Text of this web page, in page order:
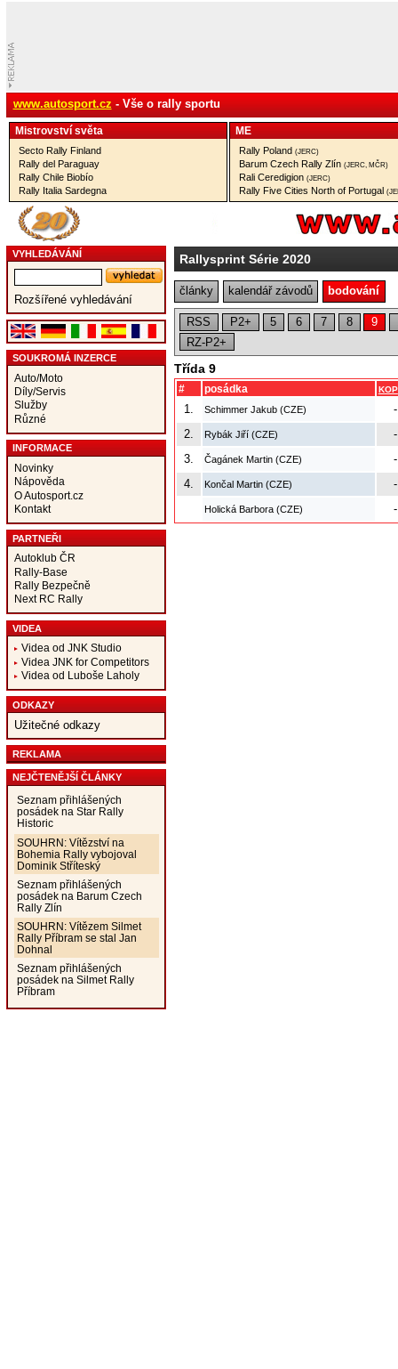
www.autosport.cz - Vše o rally sportu
Mistrovství­ světa
Secto Rally Finland
Rally del Paraguay
Rally Chile Biobío
Rally Italia Sardegna
ME
Rally Poland (JERC)
Barum Czech Rally Zlín (JERC, MČR)
Rali Ceredigion (JERC)
Rally Five Cities North of Portugal
VYHLEDÁVÁNÍ
Rozšířené vyhledávání
SOUKROMÁ INZERCE
Auto/Moto
Díly/Servis
Služby
Různé
INFORMACE
Novinky
Nápověda
O Autosport.cz
Kontakt
PARTNEŘI
Autoklub ČR
Rally-Base
Rally Bezpečně
Next RC Rally
VIDEA
Videa od JNK Studio
Videa JNK for Competitors
Videa od Luboše Laholy
ODKAZY
Užitečné odkazy
REKLAMA
NEJČTENĚJŠÍ ČLÁNKY
Seznam přihlášených
posádek na Star Rally
Historic
SOUHRN: Vítězství na
Bohemia Rally vybojoval
Dominik Stříteský
Seznam přihlášených
posádek na Barum Czech
Rally Zlín
SOUHRN: Vítězem Silmet
Rally Příbram se stal Jan
Dohnal
Seznam přihlášených
posádek na Silmet Rally
Příbram
Rallysprint Série 2020
články kalendář závodů bodování
RSS P2+ 5 6 7 8 9
RZ-P2+
Třída 9
# posádka KOP
1. Schimmer Jakub (CZE)
-
2.
Rybák Jiří (CZE)
-
3.
Čagánek Martin (CZE)
-
4.
Končal Martin (CZE) -
Holická Barbora (CZE) -